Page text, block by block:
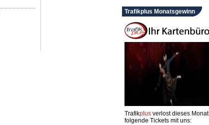
Trafikplus Monatsgewinn
Trafikplusverlost dieses Monat
folgende Tickets mit uns: